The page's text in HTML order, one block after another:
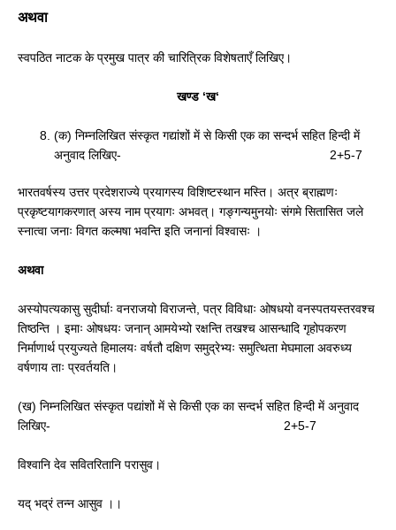
अथवा
स्वपठित नाटक के प्रमुख पात्र की चारित्रिक विशेषताएँ लिखिए।
खण्ड ‘ख‘
(क) निम्नलिखित संस्कृत गद्यांशों में से किसी एक का सन्दर्भ सहित हिन्दी में
अनुवाद लिखिए- 2+5-7
भारतवर्षस्य उत्तर प्रदेशराज्ये प्रयागस्य विशिष्टस्थान मस्ति। अत्र ब्राह्मणः
प्रकृष्टयागकरणात् अस्य नाम प्रयागः अभवत्। गङ्गन्यमुनयोः संगमे सितासित जले
स्नात्वा जनाः विगत कल्मषा भवन्ति इति जनानां विश्वासः ।
अथवा
अस्योपत्यकासु सुदीर्घाः वनराजयो विराजन्ते, पत्र विविधाः ओषधयो वनस्पतयस्तरवश्च
तिष्ठन्ति । इमाः ओषधयः जनान् आमयेभ्यो रक्षन्ति तखश्च आसन्धादि गृहोपकरण
निर्माणार्थ प्रयुज्यते हिमालयः वर्षतौ दक्षिण समुद्रेभ्यः समुत्थिता मेघमाला अवरुध्य
वर्षणाय ताः प्रवर्तयति।
(ख) निम्नलिखित संस्कृत पद्यांशों में से किसी एक का सन्दर्भ सहित हिन्दी में अनुवाद
लिखिए- 2+5-7
विश्वानि देव सवितरितानि परासुव।
यद् भद्रं तन्न आसुव ।।